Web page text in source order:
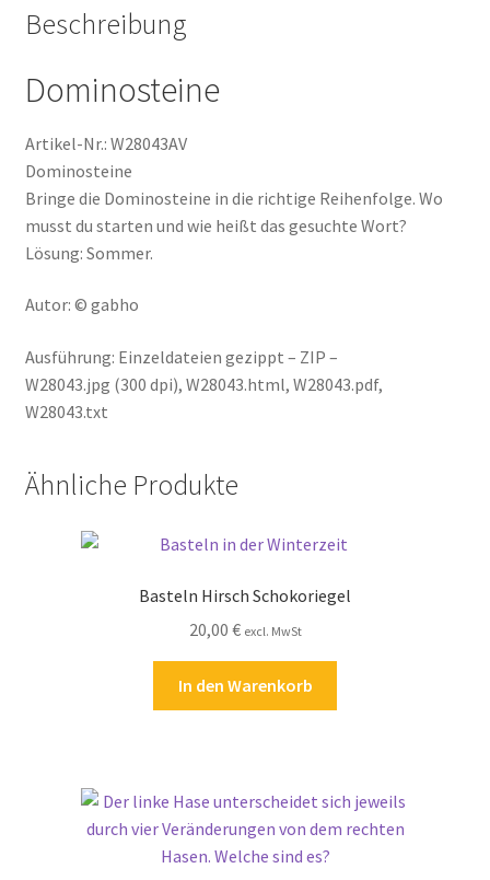
Beschreibung
Dominosteine
Artikel-Nr.: W28043AV
Dominosteine
Bringe die Dominosteine in die richtige Reihenfolge. Wo
musst du starten und wie heißt das gesuchte Wort?
Lösung: Sommer.
Autor: © gabho
Ausführung: Einzeldateien gezippt – ZIP –
W28043.jpg (300 dpi), W28043.html, W28043.pdf,
W28043.txt
Ähnliche Produkte
Basteln Hirsch Schokoriegel
20,00 € excl. MwSt
In den Warenkorb